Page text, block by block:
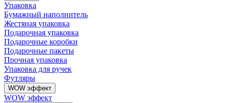
Упаковка
Бумажный наполнитель
Жестяная упаковка
Подарочная упаковка
Подарочные коробки
Подарочные пакеты
Прочная упаковка
Упаковка для ручек
Футляры
WOW эффект
WOW эффект